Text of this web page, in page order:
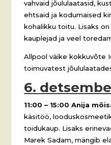
vahvaid jõululaatasid,
ehtsaid ja kodumaised
kohalikku toitu. Lisaks
kauplejad ja veel
Allpool väike kokkuvõte
toimuvatest
6.
11:00 – 15:00 Anija
käsitöö,
toidukaup. Lisaks
Marek Sadam, mängib